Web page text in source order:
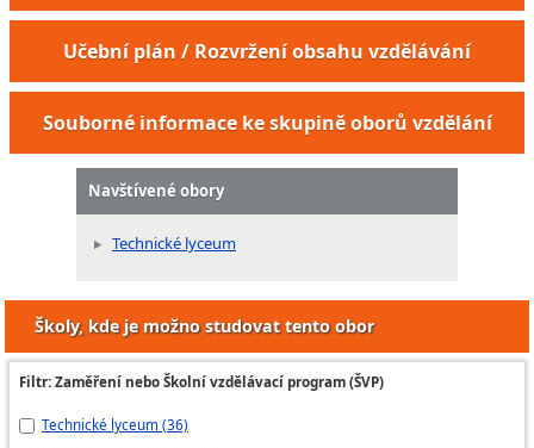
Učební plán / Rozvržení obsahu vzdělávání
Souborné informace ke skupině oborů vzdělání
Navštívené obory
Technické lyceum
Školy, kde je možno studovat tento obor
Filtr: Zaměření nebo Školní vzdělávací program (ŠVP)
Technické lyceum (36)